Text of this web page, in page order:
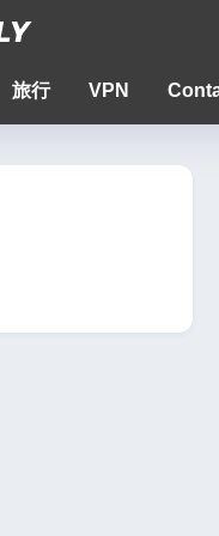
旅行 VPN